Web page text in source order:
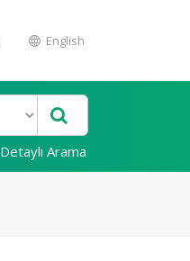
English
Detaylı Arama